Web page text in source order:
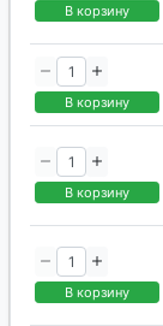
В корзину
В корзину
В корзину
В корзину